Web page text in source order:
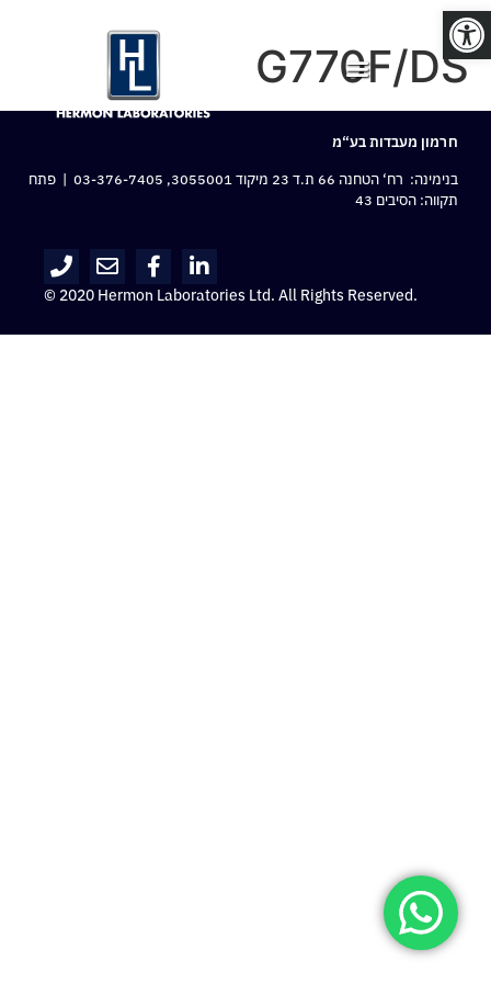
פתח סרגל נגישות
G770F/DS
חרמון מעבדות בע“מ
בנימינה: רח‘ הטחנה 66 ת.ד 23 מיקוד 3055001,
03-376-7405 | פתח
תקווה: הסיבים 43
© 2020 Hermon Laboratories Ltd. All Rights Reserved.